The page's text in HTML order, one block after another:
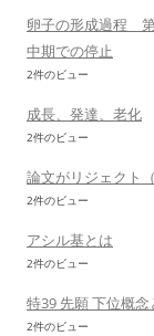
卵子の形成過程
中期での停止
2件のビュー
成長、発達、老化
2件のビュー
論文がリジェクト
2件のビュー
アシル基とは
2件のビュー
特39 先願 下位概
2件のビュー